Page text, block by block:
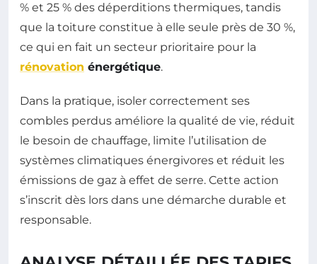
% et 25 % des déperditions thermiques, tandis
que la toiture constitue à elle seule près de 30 %,
ce qui en fait un secteur prioritaire pour la
rénovation énergétique.
Dans la pratique, isoler correctement ses
combles perdus améliore la qualité de vie, réduit
le besoin de chauffage, limite l’utilisation de
systèmes climatiques énergivores et réduit les
émissions de gaz à effet de serre. Cette action
s’inscrit dès lors dans une démarche durable et
responsable.